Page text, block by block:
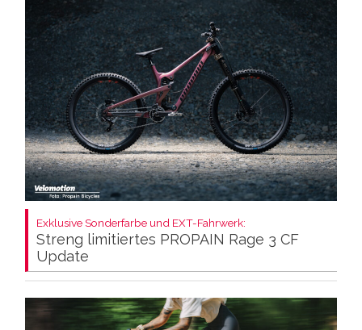
Exklusive Sonderfarbe und EXT-Fahrwerk:
Streng limitiertes PROPAIN Rage 3 CF
Update